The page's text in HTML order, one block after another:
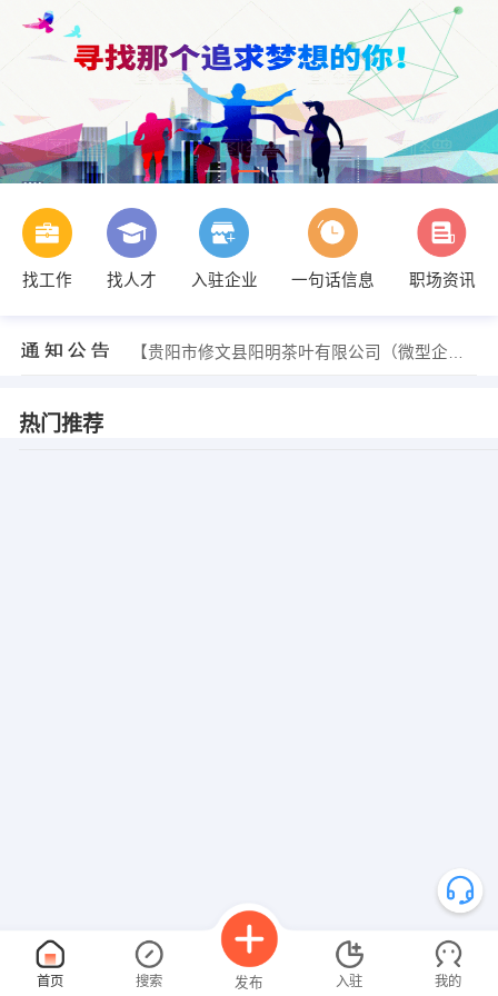
找工作 找人才 入驻企业 一句话信息 职场资讯
【贵阳市修文县阳明茶叶有限公司（微型企业）】 强势入驻
热门推荐
首页 搜索 发布 入驻 我的